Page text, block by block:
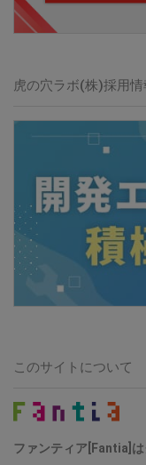
虎の穴ラボ(株)採用情
このサイトについて
ファンティア[Fantia]は